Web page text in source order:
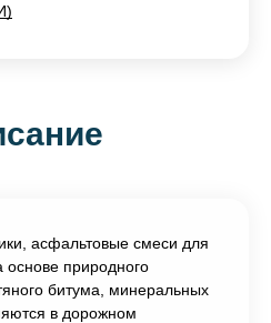
асфальтовые смеси для
природного
битума, минеральных
в дорожном